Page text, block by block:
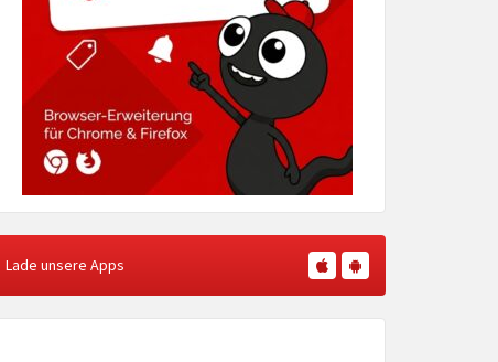
Lade unsere Apps